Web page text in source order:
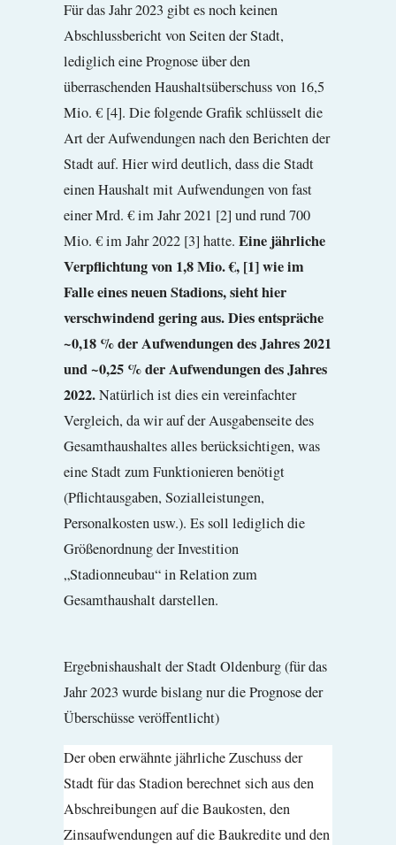
Für das Jahr 2023 gibt es noch keinen
Abschlussbericht von Seiten der Stadt,
lediglich eine Prognose über den
überraschenden Haushaltsüberschuss von 16,5
Mio. € [4]. Die folgende Grafik schlüsselt die
Art der Aufwendungen nach den Berichten der
Stadt auf. Hier wird deutlich, dass die Stadt
einen Haushalt mit Aufwendungen von fast
einer Mrd. € im Jahr 2021 [2] und rund 700
Mio. € im Jahr 2022 [3] hatte. Eine jährliche
Verpflichtung von 1,8 Mio. €, [1] wie im
Falle eines neuen Stadions, sieht hier
verschwindend gering aus. Dies entspräche
~0,18 % der Aufwendungen des Jahres 2021
und ~0,25 % der Aufwendungen des Jahres
2022.Natürlich ist dies ein vereinfachter
Vergleich, da wir auf der Ausgabenseite des
Gesamthaushaltes alles berücksichtigen, was
eine Stadt zum Funktionieren benötigt
(Pflichtausgaben, Sozialleistungen,
Personalkosten usw.). Es soll lediglich die
Größenordnung der Investition
„Stadionneubau“ in Relation zum
Gesamthaushalt darstellen.
Ergebnishaushalt der Stadt Oldenburg (für das
Jahr 2023 wurde bislang nur die Prognose der
Überschüsse veröffentlicht)
Der oben erwähnte jährliche Zuschuss der
Stadt für das Stadion berechnet sich aus den
Abschreibungen auf die Baukosten, den
Zinsaufwendungen auf die Baukredite und den